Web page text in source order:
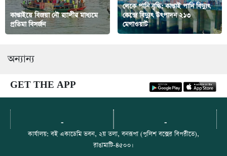
কাপ্তাইয়ে বিজয়া নৌ র‍্যালীর মাধ্যমে
প্রতিমা বিসর্জন
লেকে পানি বৃদ্ধি: কাপ্তাই পানি বিদ্যুৎ
কেন্দ্রে বিদ্যুৎ উৎপাদন ২১৩
মেগাওয়াট
অন্যান্য
GET THE APP
- -
কার্যালয়: বই একাডেমি ভবন, ২য় তলা, বনরূপা (পুলিশ বক্সের বিপরীতে),
রাঙামাটি-৪৫০০।